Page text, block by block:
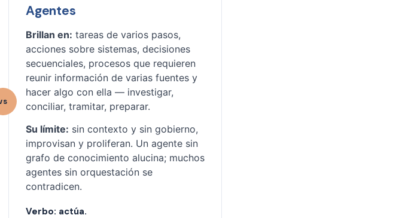
Agentes
Brillan en: tareas de varios pasos,
acciones sobre sistemas, decisiones
secuenciales, procesos que requieren
reunir información de varias fuentes y
hacer algo con ella — investigar,
conciliar, tramitar, preparar.
Su límite: sin contexto y sin gobierno,
improvisan y proliferan. Un agente sin
grafo de conocimiento alucina; muchos
agentes sin orquestación se
contradicen.
Verbo: actúa.